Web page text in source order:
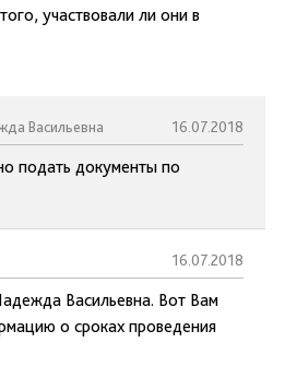
участвовали ли они в
Васильевна 16.07.2018
подать документы по
16.07.2018
Васильевна. Вот Вам
о сроках проведения